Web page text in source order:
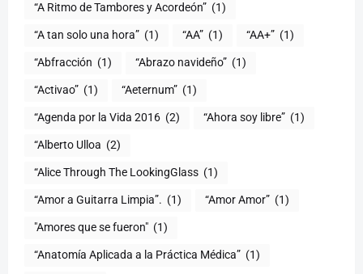
“A Ritmo de Tambores y Acordeón” (1)
“A tan solo una hora” (1) “AA” (1) “AA+” (1)
“Abfracción (1) “Abrazo navideño” (1)
“Activao” (1) “Aeternum” (1)
“Agenda por la Vida 2016 (2) “Ahora soy libre” (1)
“Alberto Ulloa (2)
“Alice Through The LookingGlass (1)
“Amor a Guitarra Limpia”. (1) “Amor Amor” (1)
"Amores que se fueron" (1)
“Anatomía Aplicada a la Práctica Médica” (1)